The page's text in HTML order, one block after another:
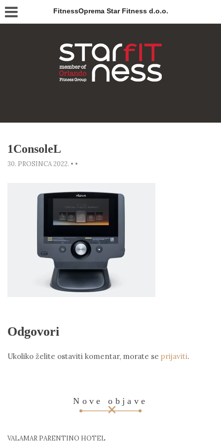
FitnessOprema Star Fitness d.o.o.
1ConsoleL
30. PROSINCA 2022. • •
Odgovori
Ukoliko želite ostaviti komentar, morate se prijaviti.
Nove objave
VALAMAR PARENTINO HOTEL